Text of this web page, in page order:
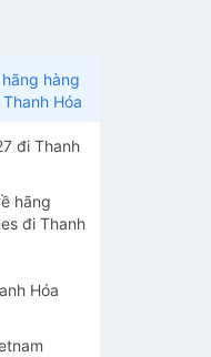
hàng
Hóa
đi Thanh
hãng
đi Thanh
Hóa